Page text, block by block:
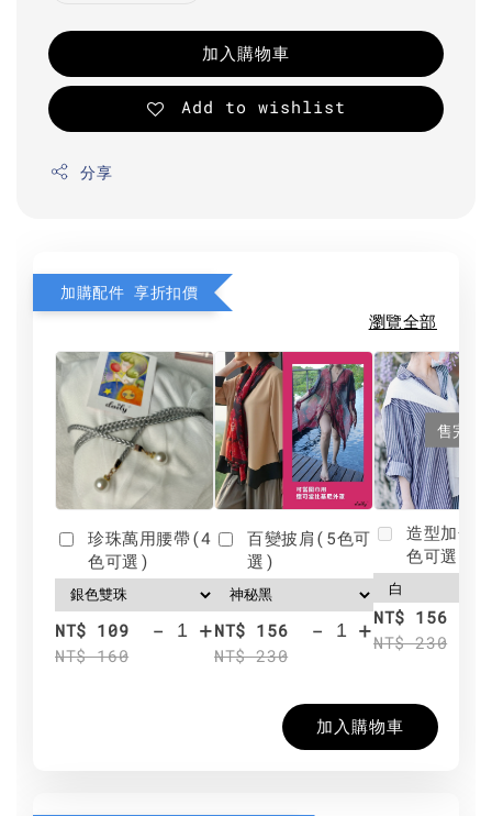
加入購物車
Add to wishlist
分享
加購配件 享折扣價
瀏覽全部
珍珠萬用腰帶(4
色可選)
NT$ 109
NT$ 160
- +
百變披肩(5色可
選)
NT$ 156
NT$ 230
- +
售完
造型加分
色可選)
NT$ 156
NT$ 230
加入購物車